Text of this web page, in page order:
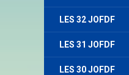
LES 32 JOFDF
LES 31 JOFDF
LES 30 JOFDF